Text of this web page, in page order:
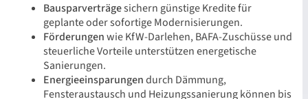
Bausparverträgesichern günstige Kredite für
geplante oder sofortige Modernisierungen.
Förderungenwie KfW-Darlehen, BAFA-Zuschüsse und
steuerliche Vorteile unterstützen energetische
Sanierungen.
Energieeinsparungendurch Dämmung,
Fensteraustausch und Heizungssanierung können bis